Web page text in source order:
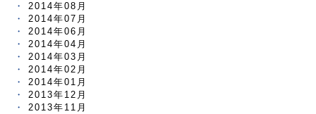
2014年08月
2014年07月
2014年06月
2014年04月
2014年03月
2014年02月
2014年01月
2013年12月
2013年11月